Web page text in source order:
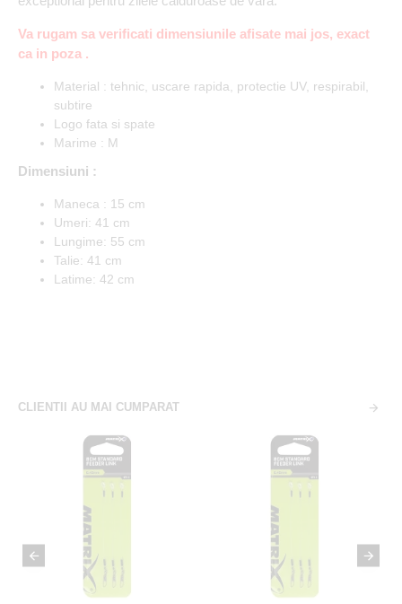
Va rugam sa verificati dimensiunile afisate mai jos, exact
ca in poza .
Material : tehnic, uscare rapida, protectie UV, respirabil,
subtire
Logo fata si spate
Marime : M
Dimensiuni :
Maneca : 15 cm
Umeri: 41 cm
Lungime: 55 cm
Talie: 41 cm
Latime: 42 cm
CLIENTII AU MAI CUMPARAT